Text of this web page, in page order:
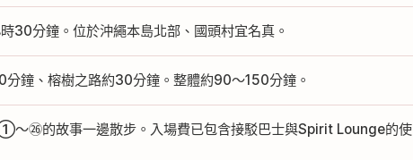
30分鐘。位於沖繩本島北部、國頭村宜名真。
鐘、榕樹之路約30分鐘。整體約90～150分鐘。
～㉖的故事一邊散步。入場費已包含接駁巴士與Spirit Lounge的使